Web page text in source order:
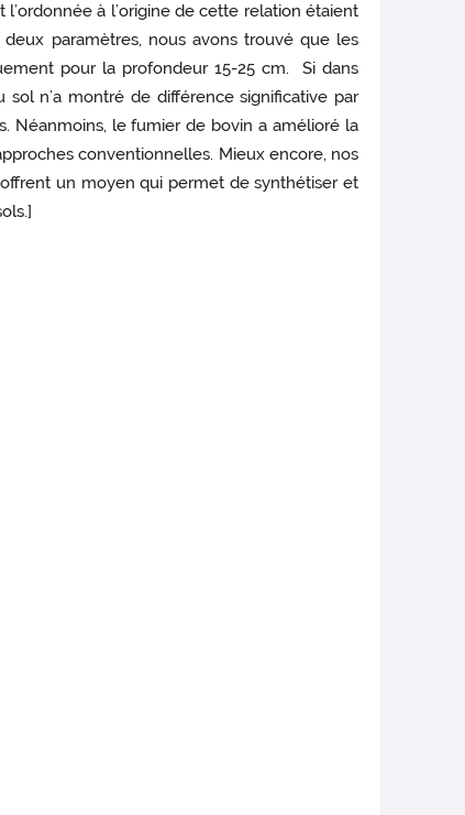
à l’origine de cette relation étaient
paramètres, nous avons trouvé que les
pour la profondeur 15-25 cm. Si dans
n’a montré de différence significative par
Néanmoins, le fumier de bovin a amélioré la
conventionnelles. Mieux encore, nos
un moyen qui permet de synthétiser et